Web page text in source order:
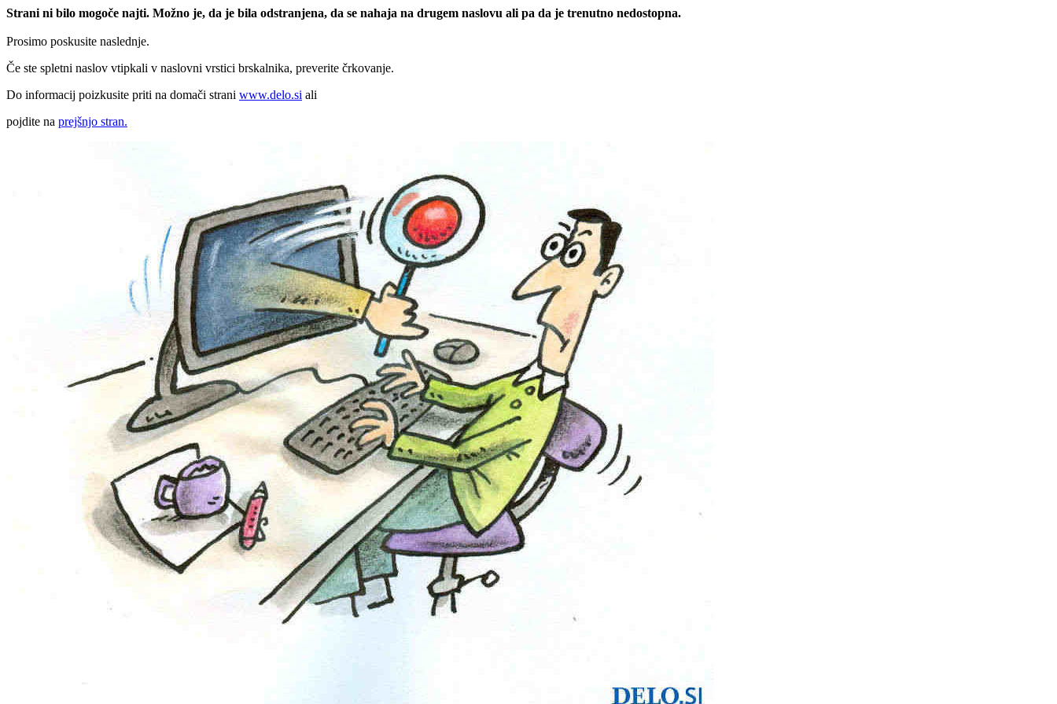
Strani ni bilo mogoče najti. Možno je, da je bila odstranjena, da se nahaja na drugem naslovu ali pa da je trenutno nedostopna.
Prosimo poskusite naslednje.
Če ste spletni naslov vtipkali v naslovni vrstici brskalnika, preverite črkovanje.
Do informacij poizkusite priti na domači strani www.delo.si ali
pojdite na prejšnjo stran.